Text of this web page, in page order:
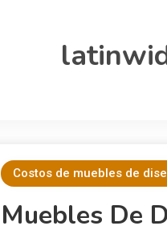
Costos de muebles de
Muebles De